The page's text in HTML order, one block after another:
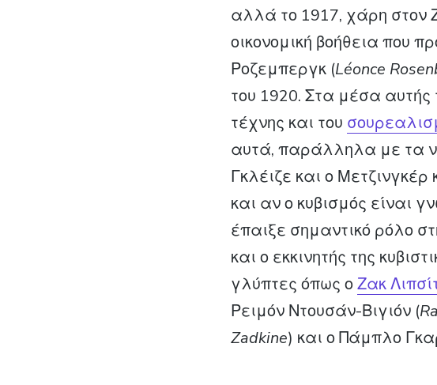
αλλά το 1917, χάρη στον
οικονομική βοήθεια που
Ροζεμπεργκ (Léonce
του 1920. Στα μέσα
τέχνης και του
αυτά, παράλληλα με τα
Γκλέιζε και ο
και αν ο κυβισμός είναι
έπαιξε σημαντικό ρόλο
και ο εκκινητής της
γλύπτες όπως οΖακ
Ρειμόν Ντουσάν-Βιγιόν (
Zadkine) και ο Πάμπλο